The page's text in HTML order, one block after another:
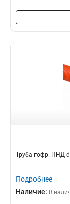
Труба гофр. ПНД
Подробнее
Наличие: В